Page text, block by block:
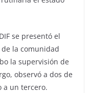
se presentó el
la comunidad
la supervisión de
observó a dos de
a un tercero.